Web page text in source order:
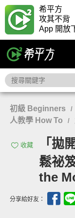
希平方
攻其不背
App 開放
初級 Beginners /
人教學 How To
/
收藏
「拋
鬆祕
the
分享給好友：